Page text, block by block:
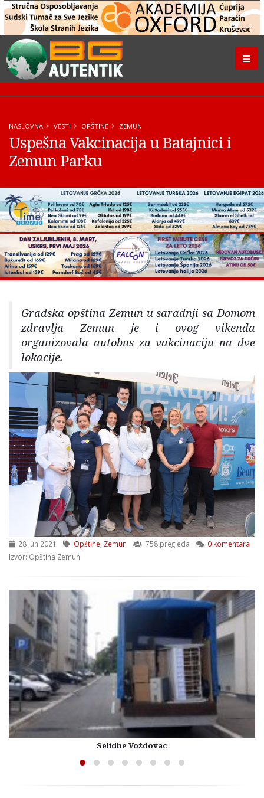
NASLOVNA VESTI OPŠTINE ZEMUN
Uspešna Vakcinacija u Batajnici i
Zemun Parku
Gradska opština Zemun u saradnji sa Domom
zdravlja Zemun je i ovog vikenda
organizovala autobus za vakcinaciju na dve
lokacije.
28 Jun 2021 Opštine Zemun 758 pregleda
0 komentara
Izvor: Opština Zemun
Selidbe Voždovac